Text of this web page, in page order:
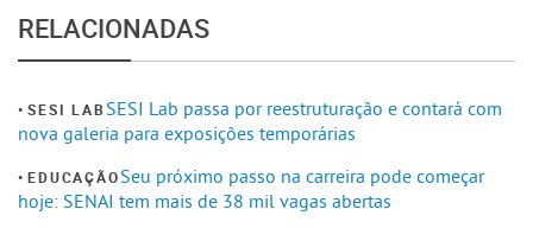
RELACIONADAS
SESI LAB SESI Lab passa por reestruturação e contará com
nova galeria para exposições temporárias
EDUCAÇÃOSeu próximo passo na carreira pode começar
hoje: SENAI tem mais de 38 mil vagas abertas